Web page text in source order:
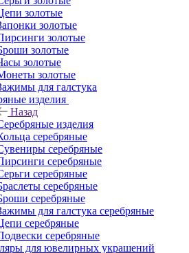
золотые
золотые
золотые
золотые
золотые
золотые
для галстука
изделия
Назад
изделия
серебряные
серебряные
серебряные
серебряные
серебряные
серебряные
для галстука серебряные
серебряные
серебряные